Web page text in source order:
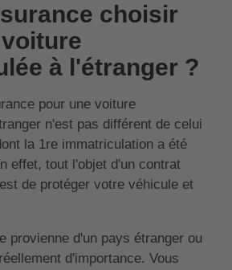
choisir
à l'étranger ?
pour une voiture
n'est pas différent de celui
la 1re immatriculation a été
effet, tout l'objet d'un contrat
de protéger votre véhicule et
provienne d'un pays étranger ou
d'importance. Vous